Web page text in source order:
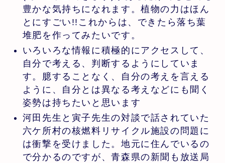
豊かな気持ちになれます。植物の力はほん
とにすごい!!これからは、できたら落ち葉
堆肥を作ってみたいです。
いろいろな情報に積極的にアクセスして、
自分で考える、判断するようにしていま
す。臆することなく、自分の考えを言える
ように、自分とは異なる考えなどにも聞く
姿勢は持ちたいと思います
河田先生と寅子先生の対談で話されていた
六ケ所村の核燃料リサイクル施設の問題に
は衝撃を受けました。地元に住んでいるの
で分かるのですが、青森県の新聞も放送局